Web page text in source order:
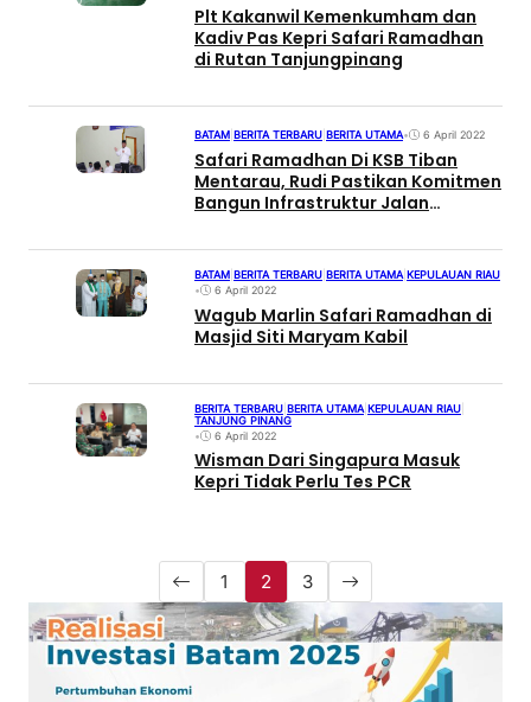
Plt Kakanwil Kemenkumham dan
Kadiv Pas Kepri Safari Ramadhan
di Rutan Tanjungpinang
BATAM BERITA TERBARU BERITA UTAMA• 6 April 2022
Safari Ramadhan Di KSB Tiban
Mentarau, Rudi Pastikan Komitmen
Bangun Infrastruktur Jalan
BATAM BERITA TERBARU BERITA UTAMA KEPULAUAN RIAU
•
6 April 2022
Wagub Marlin Safari Ramadhan di
Masjid Siti Maryam Kabil
BERITA TERBARU BERITA UTAMA KEPULAUAN RIAU
TANJUNG PINANG
•
6 April 2022
Wisman Dari Singapura Masuk
Kepri Tidak Perlu Tes PCR
1 2 3